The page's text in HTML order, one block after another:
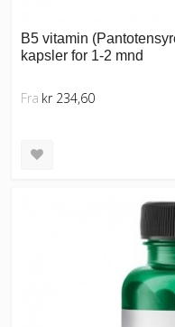
B5 vitamin
kapsler for 1-2 mnd
Fra kr 234,60